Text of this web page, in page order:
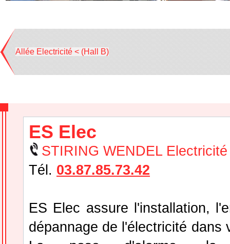
Allée Electricité < (Hall B)
ES Elec
STIRING WENDEL Electricité
Tél. 03.87.85.73.42
ES Elec assure l'installation,
dépannage de l'électricité dans